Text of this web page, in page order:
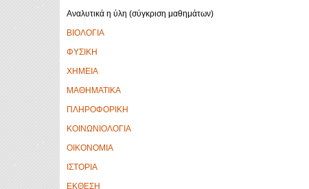
Αναλυτικά η ύλη (σύγκριση μαθημάτων)
ΒΙΟΛΟΓΙΑ
ΦΥΣΙΚΗ
ΧΗΜΕΙΑ
ΜΑΘΗΜΑΤΙΚΑ
ΠΛΗΡΟΦΟΡΙΚΗ
ΚΟΙΝΩΝΙΟΛΟΓΙΑ
ΟΙΚΟΝΟΜΙΑ
ΙΣΤΟΡΙΑ
ΕΚΘΕΣΗ